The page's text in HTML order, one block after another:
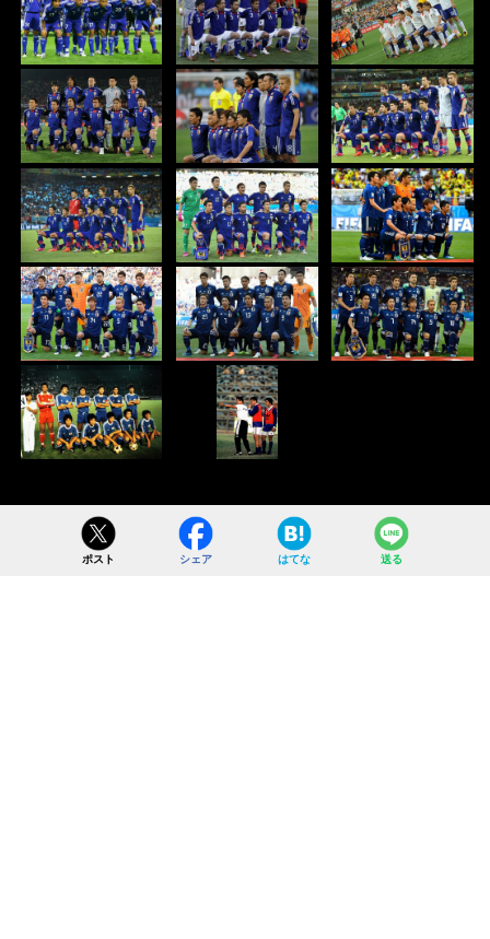
ポスト シェア はてな 送る